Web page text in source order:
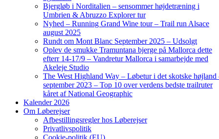
Bjergløb i Norditalien – sensommer højdetræning i
Umbrien & Abruzzo Explorer tur
Nyhed – Running Grand Wine tour – Trail run Alsace
august 2025
Rundt om Mont Blanc September 2025 – Udsolgt
Oplev de smukke Tramuntana bjerge på Mallorca dette
efterr 14-17/9 – Vandretur Mallorca i samarbejde med
Akeleje Studio
The West Highland Way – Løbetur i det skotske højland
september 2023 – Top 10 over verdens bedste trailruter
kåret af National Geographic
Kalender 2026
Om Løberejser
Afbestillingsregler hos Løberejser
Privatlivspolitik
Cookie-politik (EU)